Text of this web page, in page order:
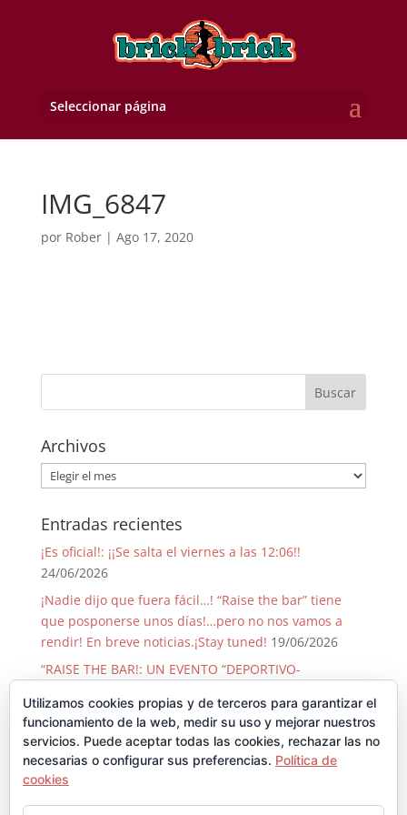
Seleccionar página
IMG_6847
por Rober| Ago 17, 2020
Archivos
Archivos
Entradas recientes
¡Es oficial!: ¡¡Se salta el viernes a las 12:06!!
24/06/2026
¡Nadie dijo que fuera fácil…! “Raise the bar” tiene
que posponerse unos días!…pero no nos vamos a
rendir! En breve noticias.¡Stay tuned! 19/06/2026
“RAISE THE BAR!: UN EVENTO “DEPORTIVO-
AÑOS! 09/06/2026
¡GRACIAS, GRACIAS …Y GRACIAS! 29/08/2025
Llegó Junio y con él la Backyard!! 30/06/2025
Utilizamos cookies propias y de terceros para garantizar el
funcionamiento de la web, medir su uso y mejorar nuestros
servicios. Puede aceptar todas las cookies, rechazar las no
necesarias o configurar sus preferencias. Política de
cookies